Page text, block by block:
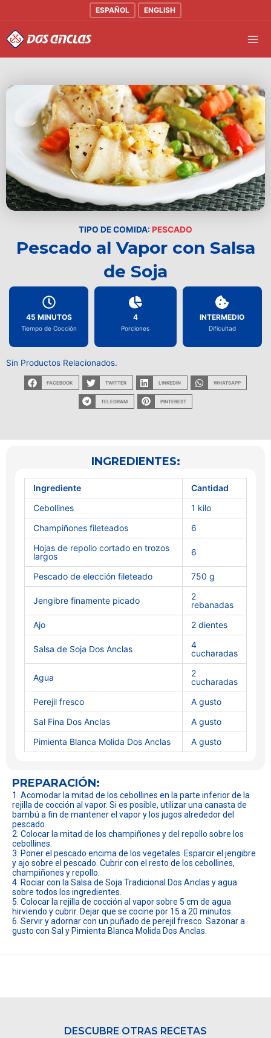
contenido
ESPAÑOL ENGLISH
TIPO DE COMIDA: PESCADO
Pescado al Vapor con Salsa
de Soja
45 MINUTOS
Tiempo de Cocción
4
Porciones
INTERMEDIO
Dificultad
Sin Productos Relacionados.
FACEBOOK TWITTER LINKEDIN WHATSAPP
TELEGRAM PINTEREST
INGREDIENTES:
Ingrediente
Cantidad
Cebollines
1 kilo
Champiñones fileteados
6
Hojas de repollo cortado en trozos
largos
6
Pescado de elección fileteado 750 g
Jengibre finamente picado
2
rebanadas
Ajo
2 dientes
Salsa de Soja Dos Anclas
4
cucharadas
Agua
2
cucharadas
Perejil fresco
A gusto
Sal Fina Dos Anclas
A gusto
Pimienta Blanca Molida Dos Anclas
A gusto
PREPARACIÓN:
1. Acomodar la mitad de los cebollines en la parte inferior de la
rejilla de cocción al vapor. Si es posible, utilizar una canasta de
bambú a fin de mantener el vapor y los jugos alrededor del
pescado.
2. Colocar la mitad de los champiñones y del repollo sobre los
cebollines.
3. Poner el pescado encima de los vegetales. Esparcir el jengibre
y ajo sobre el pescado. Cubrir con el resto de los cebollines,
champiñones y repollo.
4. Rociar con la Salsa de Soja Tradicional Dos Anclas y agua
sobre todos los ingredientes.
5. Colocar la rejilla de cocción al vapor sobre 5 cm de agua
hirviendo y cubrir. Dejar que se cocine por 15 a 20 minutos.
6. Servir y adornar con un puñado de perejil fresco. Sazonar a
gusto con Sal y Pimienta Blanca Molida Dos Anclas.
DESCUBRE OTRAS RECETAS